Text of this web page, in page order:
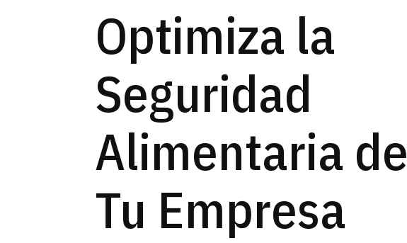
Optimiza la
Seguridad
Alimentaria de
Tu Empresa